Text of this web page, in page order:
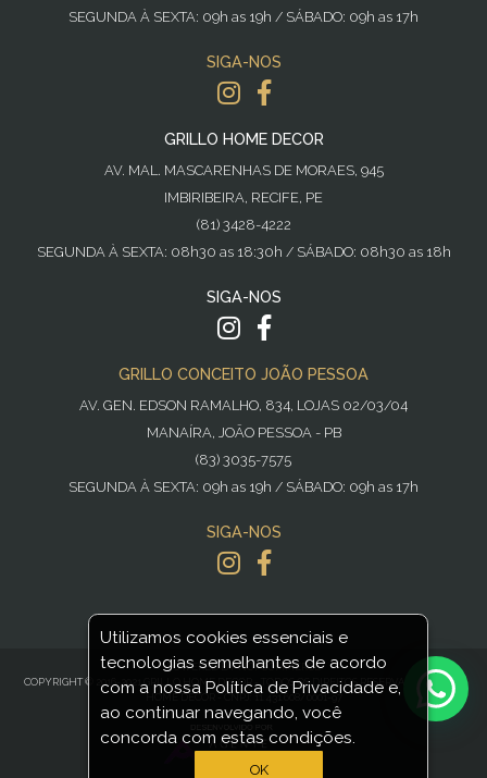
SEGUNDA À SEXTA: 09h as 19h / SÁBADO: 09h as 17h
SIGA-NOS
GRILLO HOME DECOR
AV. MAL. MASCARENHAS DE MORAES, 945
IMBIRIBEIRA, RECIFE, PE
(81) 3428-4222
SEGUNDA À SEXTA: 08h30 as 18:30h / SÁBADO: 08h30 as 18h
SIGA-NOS
GRILLO CONCEITO JOÃO PESSOA
AV. GEN. EDSON RAMALHO, 834, LOJAS 02/03/04
MANAÍRA, JOÃO PESSOA - PB
(83) 3035-7575
SEGUNDA À SEXTA: 09h as 19h / SÁBADO: 09h as 17h
SIGA-NOS
POWERED BYNOPCOMMERCE
COPYRIGHT © 2016-2021 GRILLO HOME DECOR - TODOS OS DIREITOS RESERVADOS GRILLO
HOME DECOR - CNPJ: 11.431.608/0001-97
Utilizamos cookies essenciais e
tecnologias semelhantes de acordo
com a nossa Política de Privacidade e,
ao continuar navegando, você
concorda com estas condições.
OK